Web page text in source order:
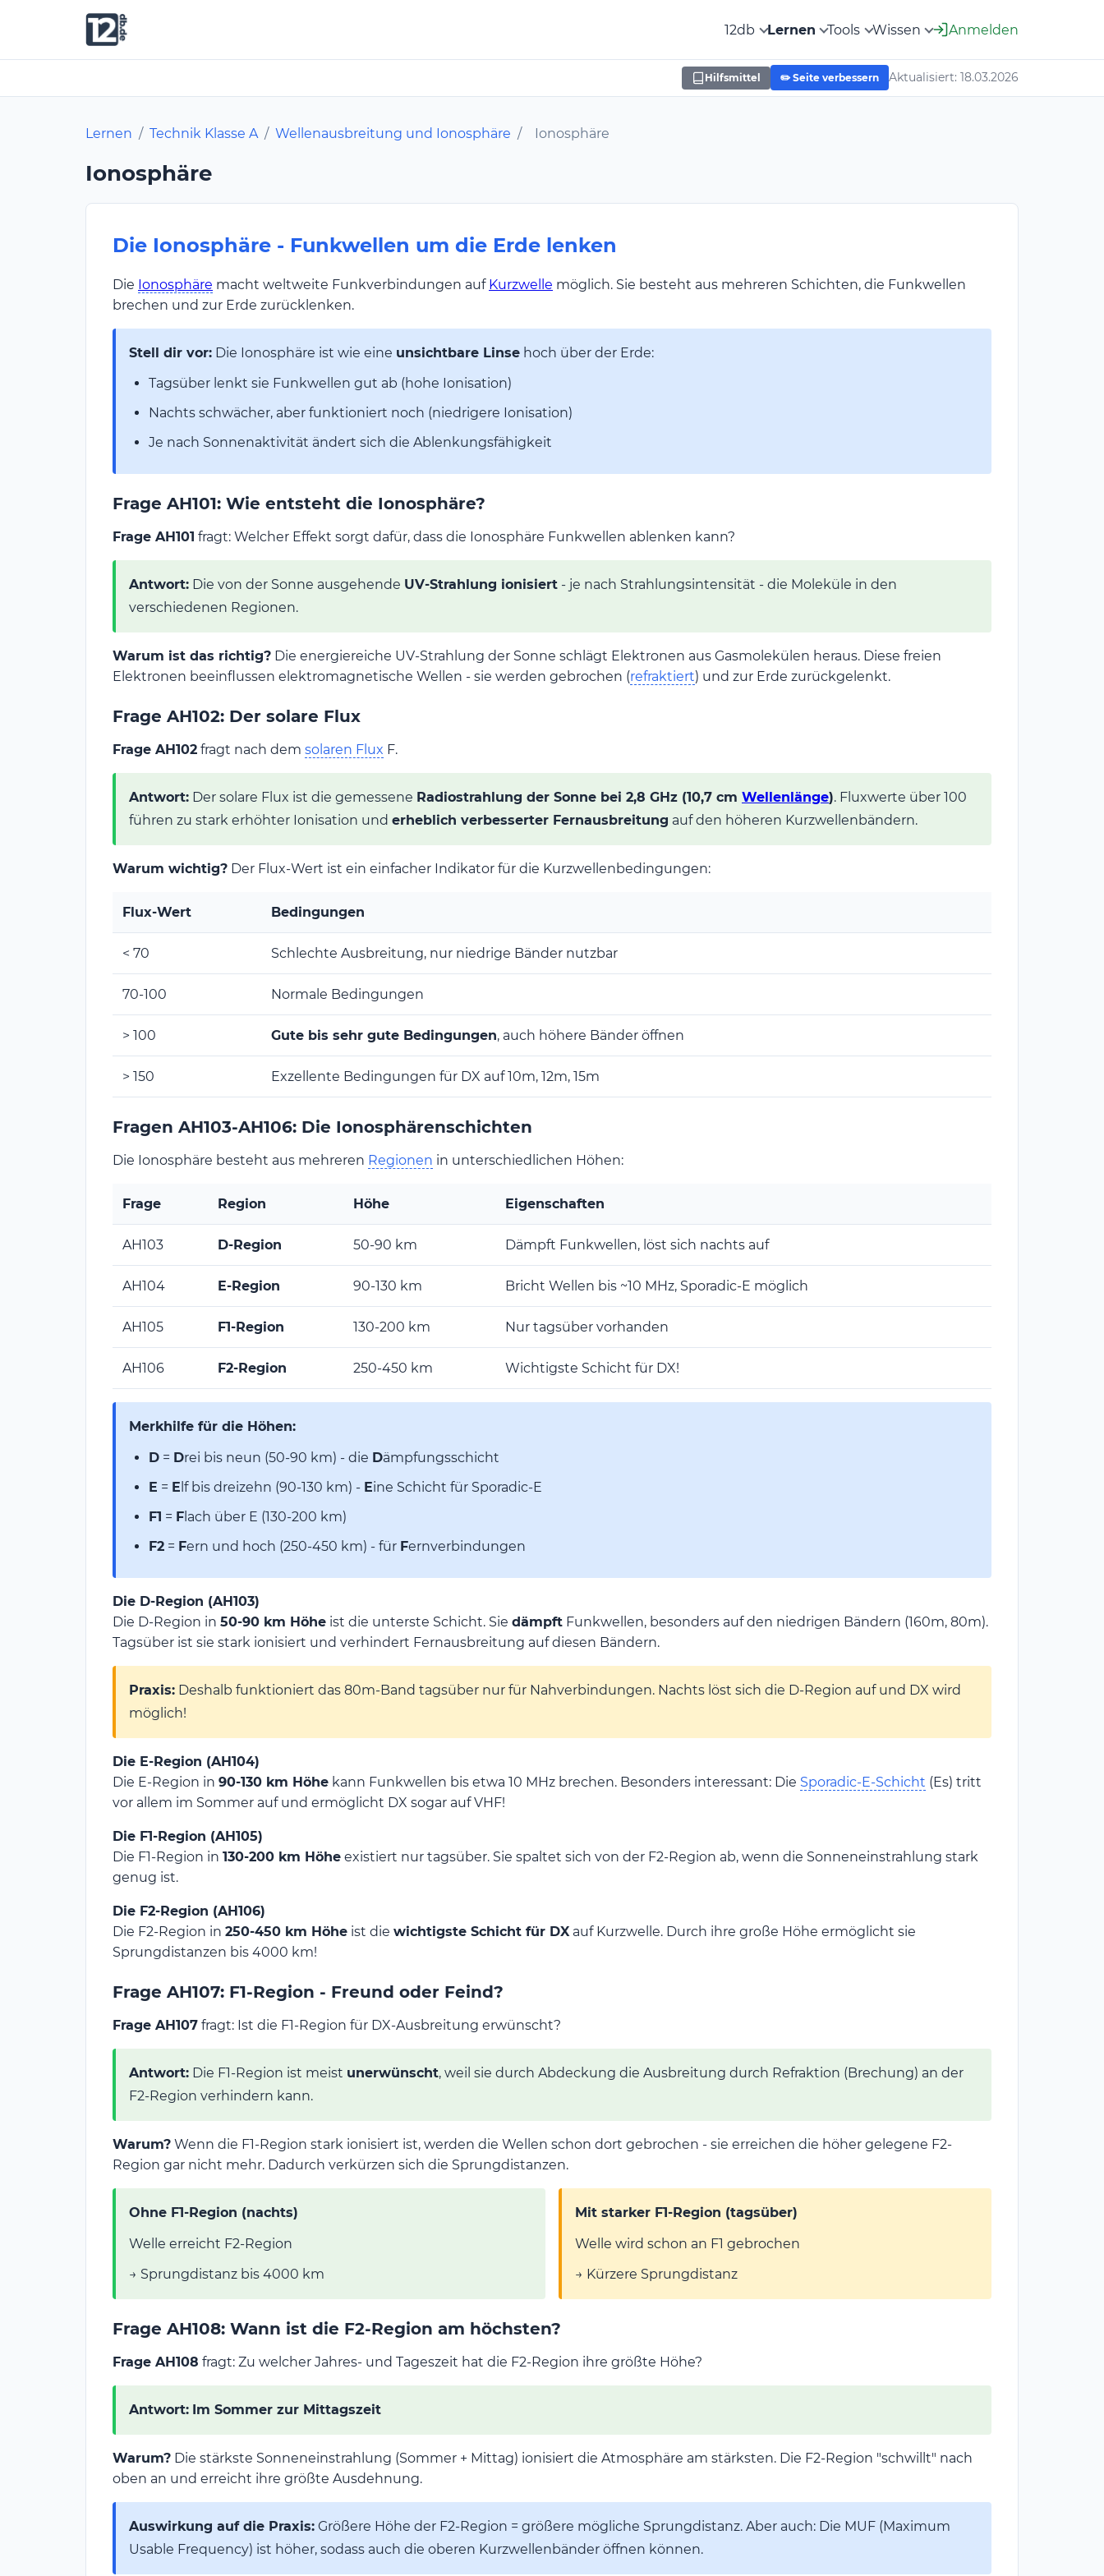
12db Lernen Tools Wissen Anmelden
Hilfsmittel ✏️ Seite verbessern Aktualisiert: 18.03.2026
Lernen / Technik Klasse A / Wellenausbreitung und Ionosphäre / Ionosphäre
Ionosphäre
Die Ionosphäre - Funkwellen um die Erde lenken
Die Ionosphäre macht weltweite Funkverbindungen auf Kurzwelle möglich. Sie besteht aus mehreren Schichten, die Funkwellen
brechen und zur Erde zurücklenken.
Stell dir vor: Die Ionosphäre ist wie eine unsichtbare Linse hoch über der Erde:
Tagsüber lenkt sie Funkwellen gut ab (hohe Ionisation)
Nachts schwächer, aber funktioniert noch (niedrigere Ionisation)
Je nach Sonnenaktivität ändert sich die Ablenkungsfähigkeit
Frage AH101: Wie entsteht die Ionosphäre?
Frage AH101 fragt: Welcher Effekt sorgt dafür, dass die Ionosphäre Funkwellen ablenken kann?
Antwort: Die von der Sonne ausgehende UV-Strahlung ionisiert - je nach Strahlungsintensität - die Moleküle in den
verschiedenen Regionen.
Warum ist das richtig? Die energiereiche UV-Strahlung der Sonne schlägt Elektronen aus Gasmolekülen heraus. Diese freien
Elektronen beeinflussen elektromagnetische Wellen - sie werden gebrochen (refraktiert) und zur Erde zurückgelenkt.
Frage AH102: Der solare Flux
Frage AH102 fragt nach dem solaren Flux F.
Antwort: Der solare Flux ist die gemessene Radiostrahlung der Sonne bei 2,8 GHz (10,7 cm Wellenlänge). Fluxwerte über 100
führen zu stark erhöhter Ionisation und erheblich verbesserter Fernausbreitung auf den höheren Kurzwellenbändern.
Warum wichtig? Der Flux-Wert ist ein einfacher Indikator für die Kurzwellenbedingungen:
Flux-Wert Bedingungen
< 70 Schlechte Ausbreitung, nur niedrige Bänder nutzbar
70-100 Normale Bedingungen
> 100 Gute bis sehr gute Bedingungen, auch höhere Bänder öffnen
> 150 Exzellente Bedingungen für DX auf 10m, 12m, 15m
Fragen AH103-AH106: Die Ionosphärenschichten
Die Ionosphäre besteht aus mehreren Regionen in unterschiedlichen Höhen:
Frage Region Höhe Eigenschaften
AH103 D-Region 50-90 km Dämpft Funkwellen, löst sich nachts auf
AH104 E-Region 90-130 km Bricht Wellen bis ~10 MHz, Sporadic-E möglich
AH105 F1-Region 130-200 km Nur tagsüber vorhanden
AH106 F2-Region 250-450 km Wichtigste Schicht für DX!
Merkhilfe für die Höhen:
D = Drei bis neun (50-90 km) - die Dämpfungsschicht
E = E lf bis dreizehn (90-130 km) - Eine Schicht für Sporadic-E
F1 = F lach über E (130-200 km)
F2 = Fern und hoch (250-450 km) - für Fernverbindungen
Die D-Region (AH103)
Die D-Region in 50-90 km Höhe ist die unterste Schicht. Sie dämpft Funkwellen, besonders auf den niedrigen Bändern (160m, 80m).
Tagsüber ist sie stark ionisiert und verhindert Fernausbreitung auf diesen Bändern.
Praxis: Deshalb funktioniert das 80m-Band tagsüber nur für Nahverbindungen. Nachts löst sich die D-Region auf und DX wird
möglich!
Die E-Region (AH104)
Die E-Region in 90-130 km Höhe kann Funkwellen bis etwa 10 MHz brechen. Besonders interessant: Die Sporadic-E-Schicht (Es) tritt
vor allem im Sommer auf und ermöglicht DX sogar auf VHF!
Die F1-Region (AH105)
Die F1-Region in 130-200 km Höhe existiert nur tagsüber. Sie spaltet sich von der F2-Region ab, wenn die Sonneneinstrahlung stark
genug ist.
Die F2-Region (AH106)
Die F2-Region in 250-450 km Höhe ist die wichtigste Schicht für DX auf Kurzwelle. Durch ihre große Höhe ermöglicht sie
Sprungdistanzen bis 4000 km!
Frage AH107: F1-Region - Freund oder Feind?
Frage AH107 fragt: Ist die F1-Region für DX-Ausbreitung erwünscht?
Antwort: Die F1-Region ist meist unerwünscht, weil sie durch Abdeckung die Ausbreitung durch Refraktion (Brechung) an der
F2-Region verhindern kann.
Warum? Wenn die F1-Region stark ionisiert ist, werden die Wellen schon dort gebrochen - sie erreichen die höher gelegene F2-
Region gar nicht mehr. Dadurch verkürzen sich die Sprungdistanzen.
Ohne F1-Region (nachts)
Welle erreicht F2-Region
→ Sprungdistanz bis 4000 km
Mit starker F1-Region (tagsüber)
Welle wird schon an F1 gebrochen
→ Kürzere Sprungdistanz
Frage AH108: Wann ist die F2-Region am höchsten?
Frage AH108 fragt: Zu welcher Jahres- und Tageszeit hat die F2-Region ihre größte Höhe?
Antwort: Im Sommer zur Mittagszeit
Warum? Die stärkste Sonneneinstrahlung (Sommer + Mittag) ionisiert die Atmosphäre am stärksten. Die F2-Region "schwillt" nach
oben an und erreicht ihre größte Ausdehnung.
Auswirkung auf die Praxis: Größere Höhe der F2-Region = größere mögliche Sprungdistanz. Aber auch: Die MUF (Maximum
Usable Frequency) ist höher, sodass auch die oberen Kurzwellenbänder öffnen können.